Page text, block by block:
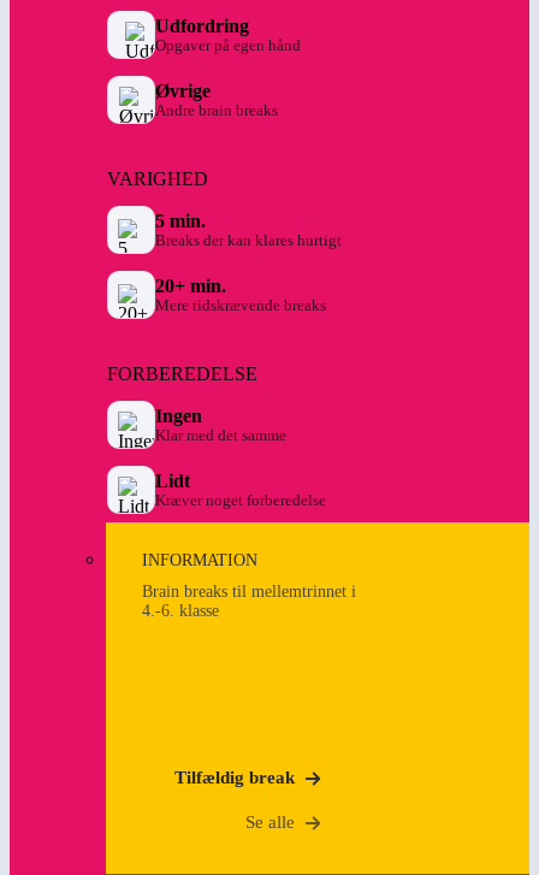
Udfordring
Opgaver på egen hånd
Øvrige
Andre brain breaks
VARIGHED
5 min.
Breaks der kan klares hurtigt
20+ min.
Mere tidskrævende breaks
FORBEREDELSE
Ingen
Klar med det samme
Lidt
Kræver noget forberedelse
INFORMATION
Brain breaks til mellemtrinnet i
4.-6. klasse
Tilfældig break
Se alle